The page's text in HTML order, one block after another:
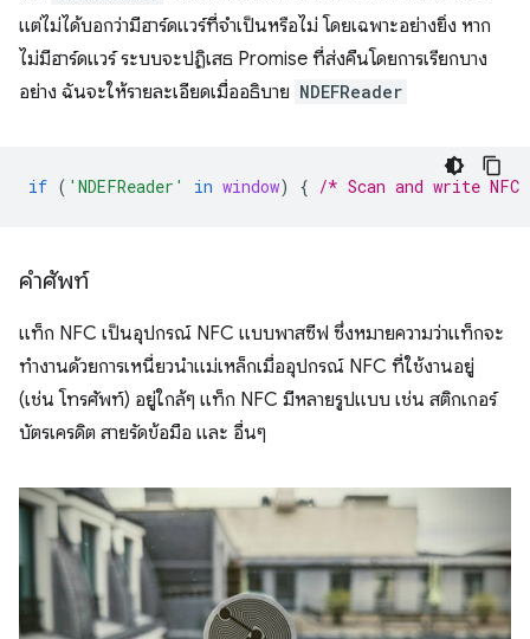
แต่ไม่ได้บอกว่ามีฮาร์ดแวร์ที่จำเป็นหรือไม่ โดยเฉพาะอย่างยิ่ง หาก
ไม่มีฮาร์ดแวร์ ระบบจะปฏิเสธ Promise ที่ส่งคืนโดยการเรียกบาง
อย่าง ฉันจะให้รายละเอียดเมื่ออธิบาย NDEFReader
if ( 'NDEFReader' in window) { /* Scan and write NFC
คำศัพท์
แท็ก NFC เป็นอุปกรณ์ NFC แบบพาสซีฟ ซึ่งหมายความว่าแท็กจะ
ทำงานด้วยการเหนี่ยวนำแม่เหล็กเมื่ออุปกรณ์ NFC ที่ใช้งานอยู่
(เช่น โทรศัพท์) อยู่ใกล้ๆ แท็ก NFC มีหลายรูปแบบ เช่น สติกเกอร์
บัตรเครดิต สายรัดข้อมือ และ อื่นๆ